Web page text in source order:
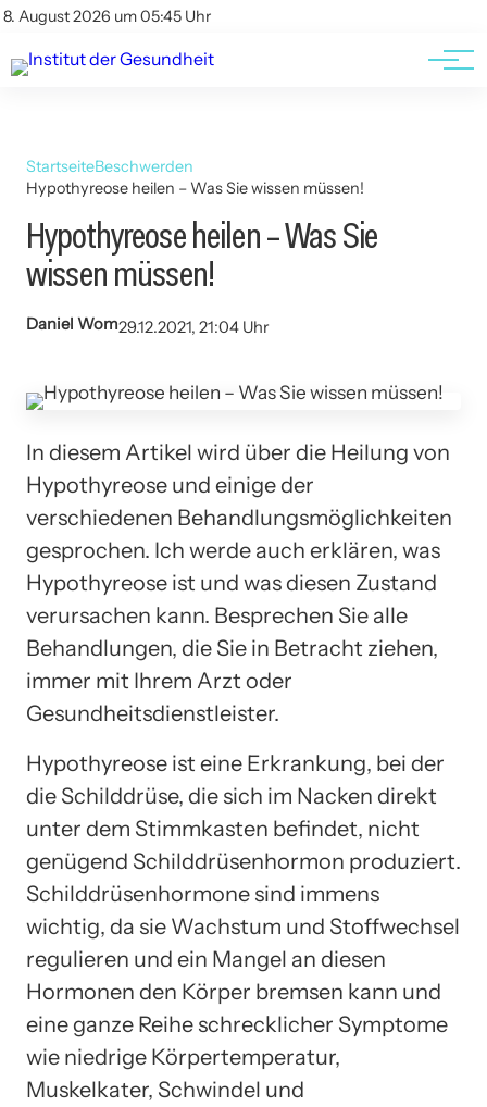
8. August 2026 um 05:45 Uhr
Kontakt
Kontakt
AGBs
StartseiteBeschwerden
Hypothyreose heilen – Was Sie wissen müssen!
Hypothyreose heilen – Was Sie
wissen müssen!
Daniel Wom29.12.2021, 21:04 Uhr
In diesem Artikel wird über die Heilung von
Hypothyreose und einige der
verschiedenen Behandlungsmöglichkeiten
gesprochen. Ich werde auch erklären, was
Hypothyreose ist und was diesen Zustand
verursachen kann. Besprechen Sie alle
Behandlungen, die Sie in Betracht ziehen,
immer mit Ihrem Arzt oder
Gesundheitsdienstleister.
Hypothyreose ist eine Erkrankung, bei der
die Schilddrüse, die sich im Nacken direkt
unter dem Stimmkasten befindet, nicht
genügend Schilddrüsenhormon produziert.
Schilddrüsenhormone sind immens
wichtig, da sie Wachstum und Stoffwechsel
regulieren und ein Mangel an diesen
Hormonen den Körper bremsen kann und
eine ganze Reihe schrecklicher Symptome
wie niedrige Körpertemperatur,
Muskelkater, Schwindel und